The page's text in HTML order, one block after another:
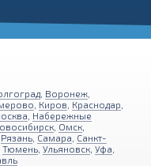
Воронеж
Киров Краснодар
Набережные
Омск
Рязань Самара Санкт-
Тюмень Ульяновск Уфа